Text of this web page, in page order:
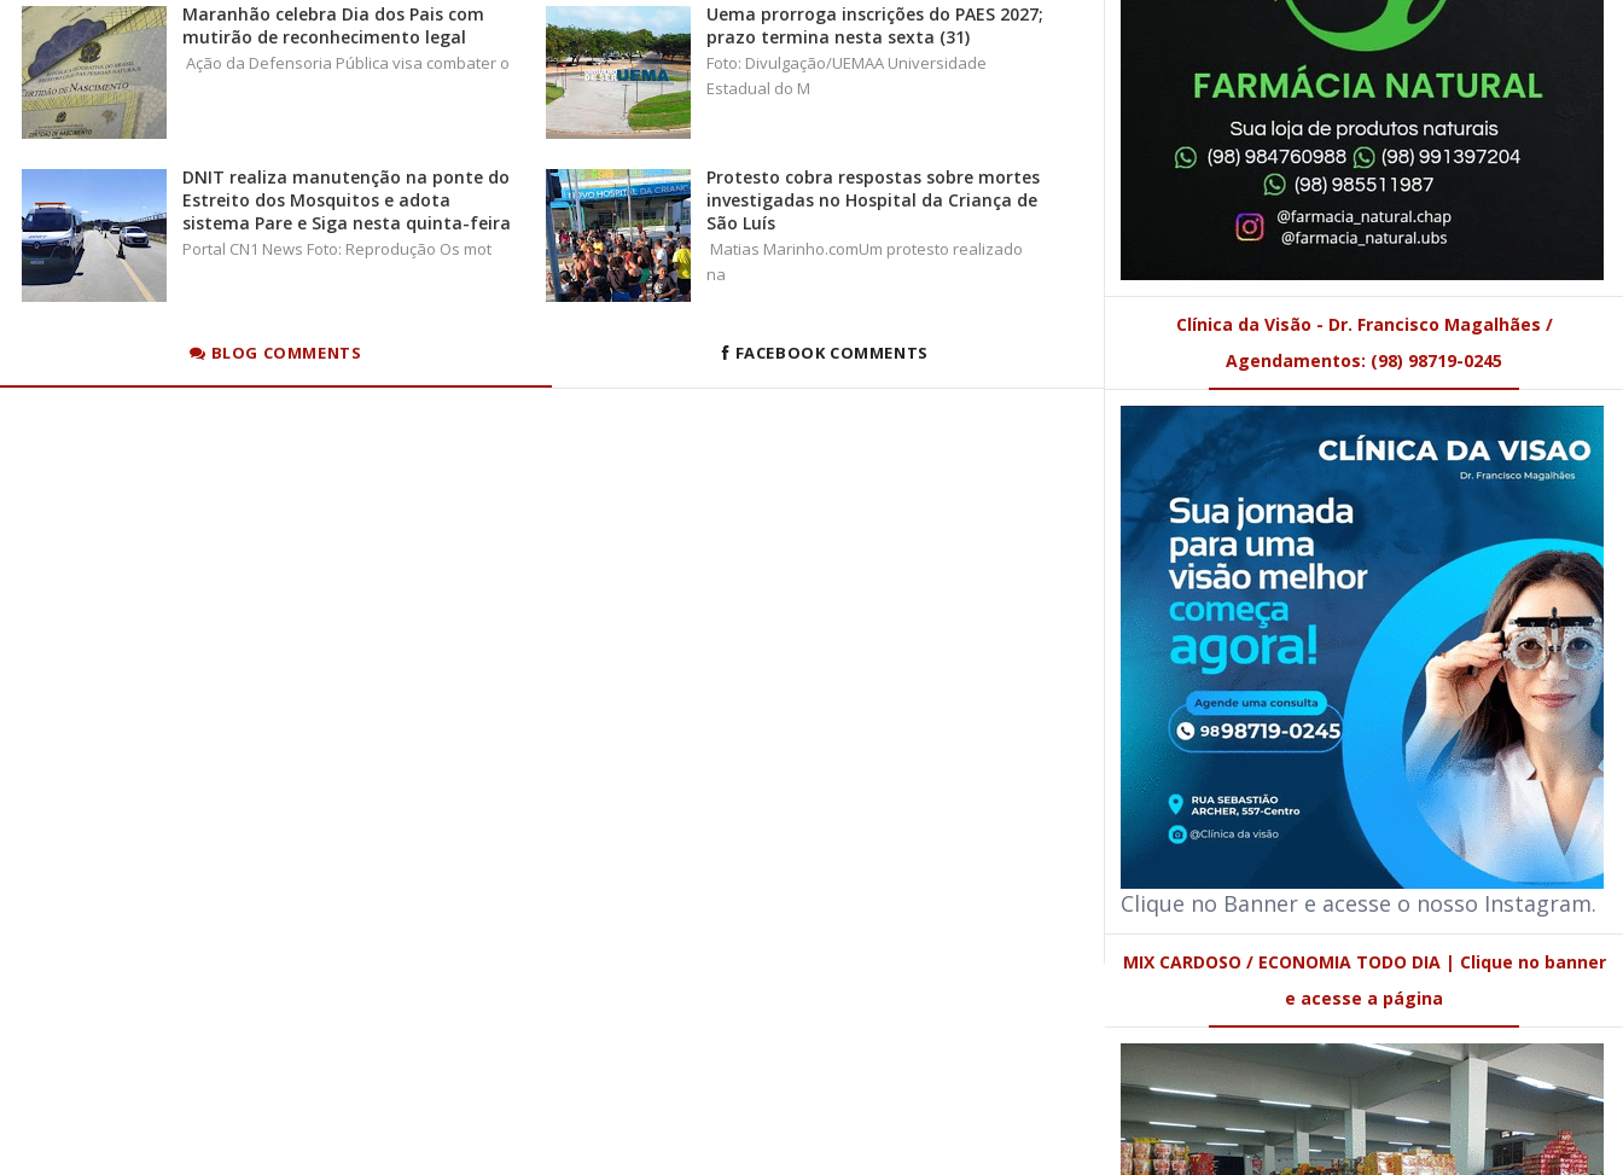
Maranhão celebra Dia dos Pais com
mutirão de reconhecimento legal
Ação da Defensoria Pública visa combater o
Uema prorroga inscrições do PAES 2027;
prazo termina nesta sexta (31)
Foto: Divulgação/UEMAA Universidade
Estadual do M
DNIT realiza manutenção na ponte do
Estreito dos Mosquitos e adota
sistema Pare e Siga nesta quinta-feira
Portal CN1 News Foto: Reprodução Os mot
Protesto cobra respostas sobre mortes
investigadas no Hospital da Criança de
São Luís
Matias Marinho.comUm protesto realizado
na
BLOG COMMENTS FACEBOOK COMMENTS
Clínica da Visão - Dr. Francisco Magalhães /
Agendamentos: (98) 98719-0245
Clique no Banner e acesse o nosso Instagram.
MIX CARDOSO / ECONOMIA TODO DIA | Clique no banner
e acesse a página